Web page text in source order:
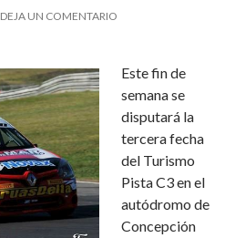
DEJA UN COMENTARIO
Este fin de
semana se
disputará la
tercera fecha
del Turismo
Pista C3 en el
autódromo de
Concepción